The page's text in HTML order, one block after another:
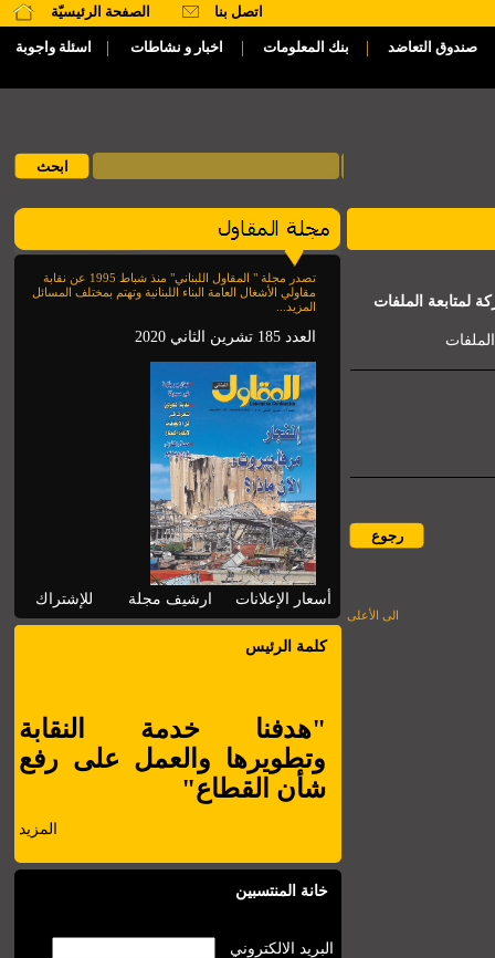
الصفحة الرئيسيّة اتصل بنا
اسئلة واجوبة | اخبار و نشاطات | بنك المعلومات | صندوق التعاضد
تصدر مجلة " المقاول اللبناني" منذ شباط 1995 عن نقابة
مقاولي الأشغال العامة البناء اللبنانية وتهتم بمختلف المسائل
المزيد...
العدد 185 تشرين الثاني 2020
للإشتراك ارشيف مجلة أسعار الإعلانات
كلمة الرئيس
"هدفنا خدمة النقابة
وتطويرها والعمل على رفع
شأن القطاع"
المزيد
خانة المنتسبين
البريد الالكتروني
لمتابعة الملفات
الى الأعلى